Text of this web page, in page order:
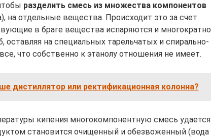
разделить смесь из множества компонентов
на отдельные вещества. Происходит это за счет
в браге вещества испаряются и многократно
оставляя на специальных тарельчатых и спирально-
что собственно к этанолу отношения не имеет.
дистиллятор или ректификационная колонна?
кипения многокомпонентную смесь удается
становится очищенный и обезвоженный (вода